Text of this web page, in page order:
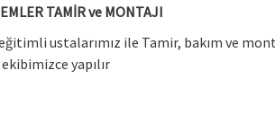
TAMİR ve MONTAJI
ustalarımız ile Tamir, bakım ve
yapılır